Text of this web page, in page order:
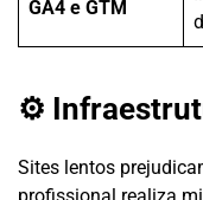
GA4 e GTM
⚙
Sites lentos
profissional realiza